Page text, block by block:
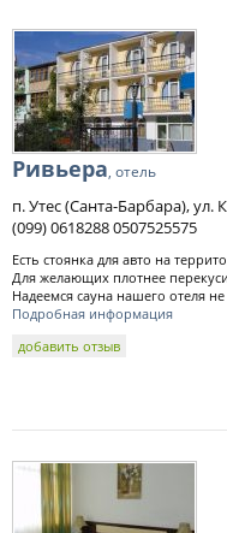
Ривьера, отель
п. Утес (Санта-Барбара), ул.
(099) 0618288 0507525575
Есть стоянка для авто на
Для желающих плотнее
Надеемся сауна нашего отеля
Подробная информация
добавить отзыв